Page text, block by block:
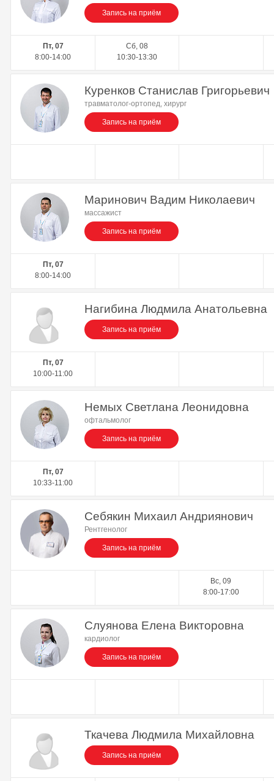
Запись на приём
Пт, 07
8:00-14:00
Сб, 08
10:30-13:30
Куренков Станислав Григорьевич
травматолог-ортопед, хирург
Запись на приём
Маринович Вадим Николаевич
массажист
Запись на приём
Пт, 07
8:00-14:00
Нагибина Людмила Анатольевна
Запись на приём
Пт, 07
10:00-11:00
Немых Светлана Леонидовна
офтальмолог
Запись на приём
Пт, 07
10:33-11:00
Себякин Михаил Андриянович
Рентгенолог
Запись на приём
Вс, 09
8:00-17:00
Слуянова Елена Викторовна
кардиолог
Запись на приём
Ткачева Людмила Михайловна
Запись на приём